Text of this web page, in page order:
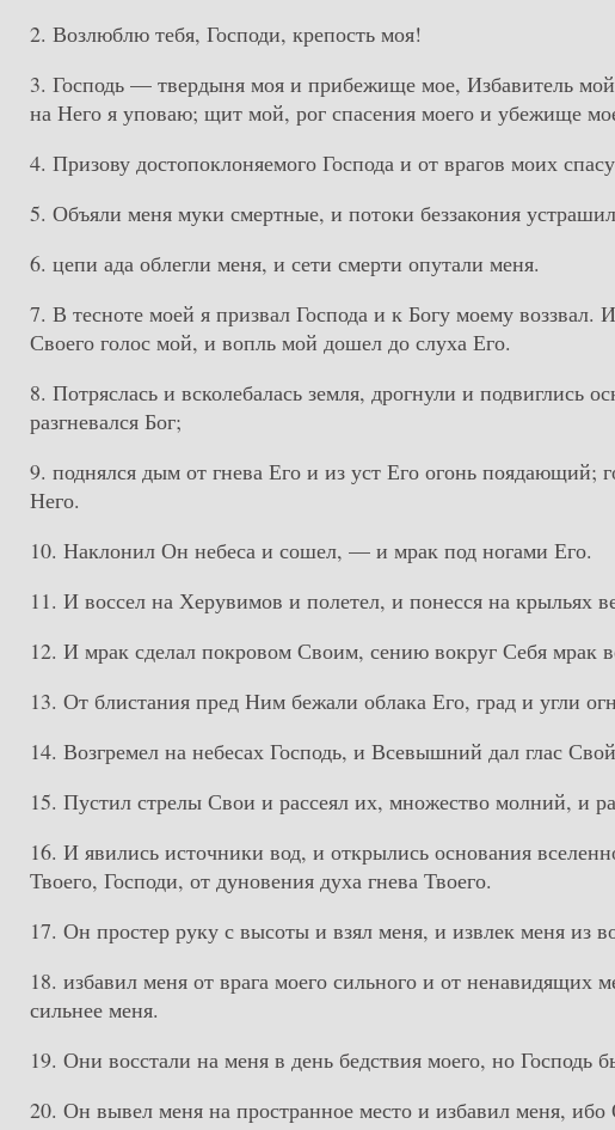
2. Возлюблю тебя, Господи, крепость моя!
3. Господь — твердыня моя и прибежище мое, Избавитель
на Него я уповаю; щит мой, рог спасения моего и убежище
4. Призову достопоклоняемого Господа и от врагов моих
5. Объяли меня муки смертные, и потоки беззакония
6. цепи ада облегли меня, и сети смерти опутали меня.
7. В тесноте моей я призвал Господа и к Богу моему воззвал.
Своего голос мой, и вопль мой дошел до слуха Его.
8. Потряслась и всколебалась земля, дрогнули и подвиглись
разгневался Бог;
9. поднялся дым от гнева Его и из уст Его огонь поядающий;
Него.
10. Наклонил Он небеса и сошел, — и мрак под ногами Его.
11. И воссел на Херувимов и полетел, и понесся на крыльях
12. И мрак сделал покровом Своим, сению вокруг Себя мрак
13. От блистания пред Ним бежали облака Его, град и угли
14. Возгремел на небесах Господь, и Всевышний дал глас
15. Пустил стрелы Свои и рассеял их, множество молний, и
16. И явились источники вод, и открылись основания
Твоего, Господи, от дуновения духа гнева Твоего.
17. Он простер руку с высоты и взял меня, и извлек меня из
18. избавил меня от врага моего сильного и от ненавидящих
сильнее меня.
19. Они восстали на меня в день бедствия моего, но Господь
20. Он вывел меня на пространное место и избавил меня, ибо